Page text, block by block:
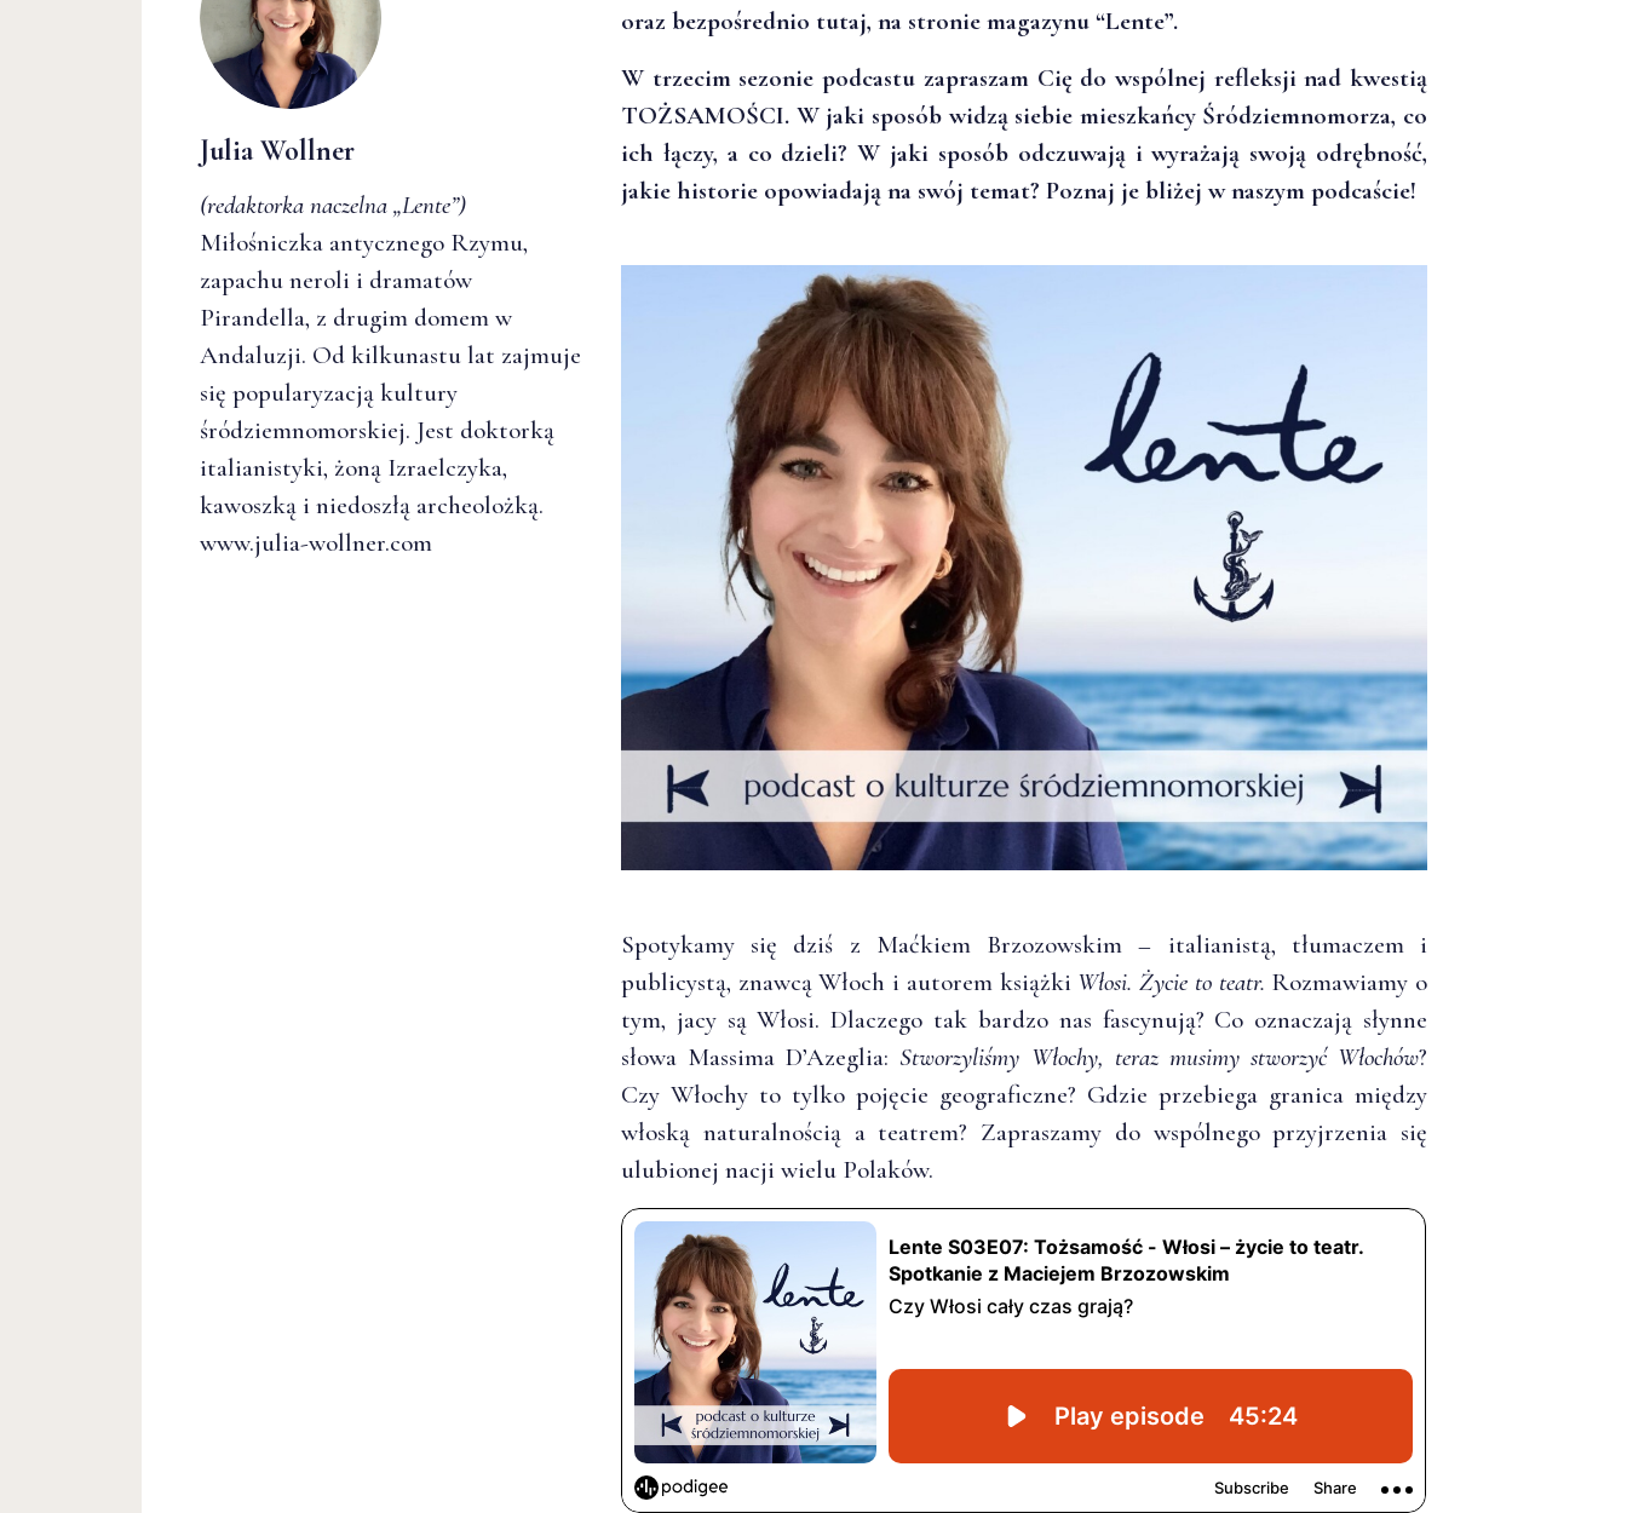
Julia Wollner
(redaktorka naczelna „Lente”)
Miłośniczka antycznego Rzymu,
zapachu neroli i dramatów
Pirandella, z drugim domem w
Andaluzji. Od kilkunastu lat zajmuje
się popularyzacją kultury
śródziemnomorskiej. Jest doktorką
italianistyki, żoną Izraelczyka,
kawoszką i niedoszłą archeolożką.
www.julia-wollner.com
oraz bezpośrednio tutaj, na stronie magazynu “Lente”.
W trzecim sezonie podcastu zapraszam Cię do wspólnej refleksji nad kwestią
TOŻSAMOŚCI. W jaki sposób widzą siebie mieszkańcy Śródziemnomorza, co
ich łączy, a co dzieli? W jaki sposób odczuwają i wyrażają swoją odrębność,
jakie historie opowiadają na swój temat? Poznaj je bliżej w naszym podcaście!
Spotykamy się dziś z Maćkiem Brzozowskim – italianistą, tłumaczem i
publicystą, znawcą Włoch i autorem książki Włosi. Życie to teatr. Rozmawiamy o
tym, jacy są Włosi. Dlaczego tak bardzo nas fascynują? Co oznaczają słynne
słowa Massima D’Azeglia: Stworzyliśmy Włochy, teraz musimy stworzyć Włochów?
Czy Włochy to tylko pojęcie geograficzne? Gdzie przebiega granica między
włoską naturalnością a teatrem? Zapraszamy do wspólnego przyjrzenia się
ulubionej nacji wielu Polaków.